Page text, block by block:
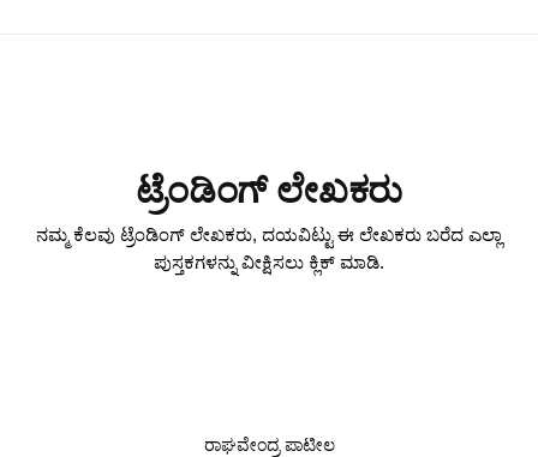
ಟ್ರೆಂಡಿಂಗ್ ಲೇಖಕರು
ನಮ್ಮ ಕೆಲವು ಟ್ರೆಂಡಿಂಗ್ ಲೇಖಕರು, ದಯವಿಟ್ಟು ಈ ಲೇಖಕರು ಬರೆದ ಎಲ್ಲಾ
ಪುಸ್ತಕಗಳನ್ನು ವೀಕ್ಷಿಸಲು ಕ್ಲಿಕ್ ಮಾಡಿ.
ರಾಘವೇಂದ್ರ ಪಾಟೀಲ